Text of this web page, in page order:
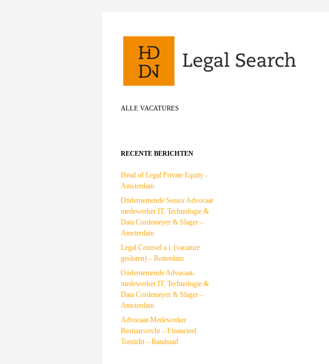
ALLE VACATURES
RECENTE BERICHTEN
Head of Legal Private Equity –
Amsterdam
Ondernemende Senior Advocaat
medewerker IT, Technologie &
Data Cordemeyer & Slager –
Amsterdam
Legal Counsel a.i. (vacature
gesloten) – Rotterdam
Ondernemende Advocaat-
medewerker IT, Technologie &
Data Cordemeyer & Slager –
Amsterdam
Advocaat-Medewerker
Bestuursrecht – Financieel
Toezicht – Randstad